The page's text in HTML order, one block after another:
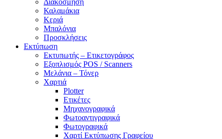
Διακόσμηση
Καλαμάκια
Κεριά
Μπαλόνια
Προσκλήσεις
Εκτύπωση
Εκτυπωτής – Ετικετογράφος
Εξοπλισμός POS / Scanners
Μελάνια – Τόνερ
Χαρτιά
Plotter
Ετικέτες
Μηχανογραφικά
Φωτοαντιγραφικά
Φωτογραφικά
Χαρτί Εκτύπωσης Γραφείου